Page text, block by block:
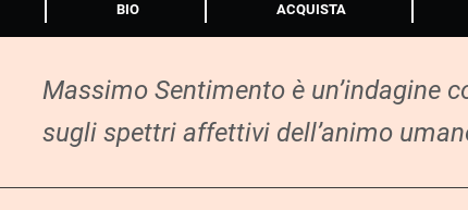
BIO ACQUISTA
Massimo Sentimentoè un’indagine
sugli spettri affettivi dell’animo